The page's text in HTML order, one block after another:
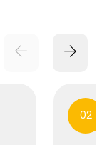
02